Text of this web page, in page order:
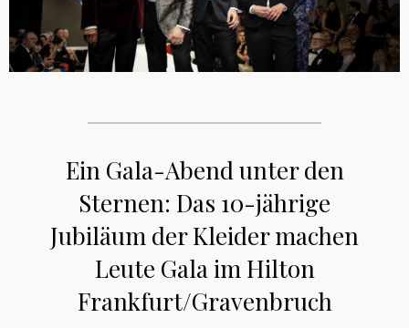
Ein Gala-Abend unter den
Sternen: Das 10-jährige
Jubiläum der Kleider machen
Leute Gala im Hilton
Frankfurt/Gravenbruch